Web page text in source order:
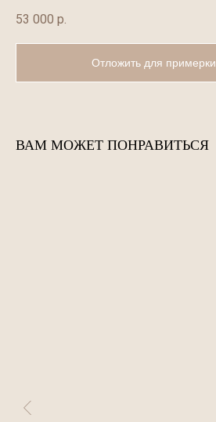
53 000 р.
Отложить для примерки
ВАМ МОЖЕТ ПОНРАВИТЬСЯ